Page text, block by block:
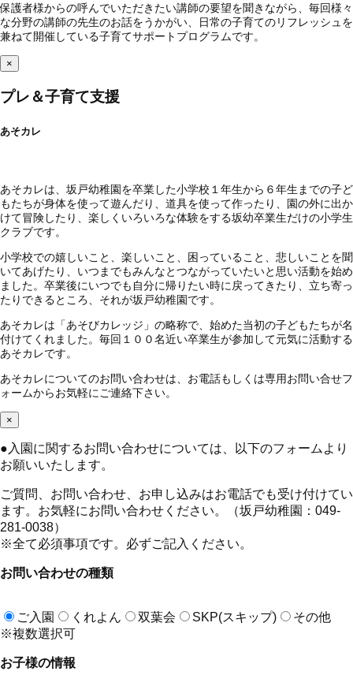
保護者様からの呼んでいただきたい講師の要望を聞きながら、毎回様々
な分野の講師の先生のお話をうかがい、日常の子育てのリフレッシュを
兼ねて開催している子育てサポートプログラムです。
×
プレ＆子育て支援
あそカレ
あそカレは、坂戸幼稚園を卒業した小学校１年生から６年生までの子ど
もたちが身体を使って遊んだり、道具を使って作ったり、園の外に出か
けて冒険したり、楽しくいろいろな体験をする坂幼卒業生だけの小学生
クラブです。
小学校での嬉しいこと、楽しいこと、困っていること、悲しいことを聞
いてあげたり、いつまでもみんなとつながっていたいと思い活動を始め
ました。卒業後にいつでも自分に帰りたい時に戻ってきたり、立ち寄っ
たりできるところ、それが坂戸幼稚園です。
あそカレは「あそびカレッジ」の略称で、始めた当初の子どもたちが名
付けてくれました。毎回１００名近い卒業生が参加して元気に活動する
あそカレです。
あそカレについてのお問い合わせは、お電話もしくは専用お問い合せフ
ォームからお気軽にご連絡下さい。
×
● 入園に関するお問い合わせについては、以下のフォームより
お願いいたします。
ご質問、お問い合わせ、お申し込みはお電話でも受け付けてい
ます。お気軽にお問い合わせください。（坂戸幼稚園：049-
281-0038）
※全て必須事項です。必ずご記入ください。
お問い合わせの種類
ご入園 くれよん 双葉会 SKP(スキップ)
その他
※複数選択可
お子様の情報